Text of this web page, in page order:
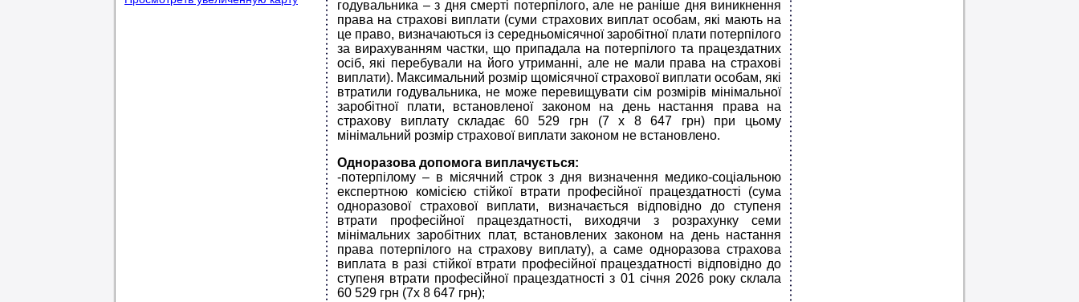
годувальника ‒ з дня смерті потерпілого, але не раніше дня виникнення
права на страхові виплати (суми страхових виплат особам, які мають на
це право, визначаються із середньомісячної заробітної плати потерпілого
за вирахуванням частки, що припадала на потерпілого та працездатних
осіб, які перебували на його утриманні, але не мали права на страхові
виплати). Максимальний розмір щомісячної страхової виплати особам, які
втратили годувальника, не може перевищувати сім розмірів мінімальної
заробітної плати, встановленої законом на день настання права на
страхову виплату складає 60 529 грн (7 х 8 647 грн) при цьому
мінімальний розмір страхової виплати законом не встановлено.
Одноразова допомога виплачується:
-потерпілому ‒ в місячний строк з дня визначення медико-соціальною
експертною комісією стійкої втрати професійної працездатності (сума
одноразової страхової виплати, визначається відповідно до ступеня
втрати професійної працездатності, виходячи з розрахунку семи
мінімальних заробітних плат, встановлених законом на день настання
права потерпілого на страхову виплату), а саме одноразова страхова
виплата в разі стійкої втрати професійної працездатності відповідно до
ступеня втрати професійної працездатності з 01 січня 2026 року склала
60 529 грн (7х 8 647 грн);